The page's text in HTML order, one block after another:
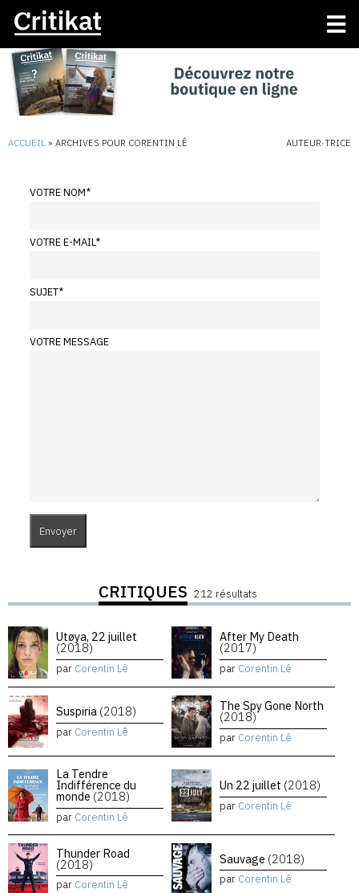
ACCUEIL » ARCHIVES POUR CORENTIN LÊ AUTEUR·TRICE
VOTRE NOM*
VOTRE E-MAIL*
SUJET*
VOTRE MESSAGE
CRITIQUES 212 résultats
Utøya, 22 juillet
(2018)
par Corentin Lê
After My Death
(2017)
par Corentin Lê
Suspiria (2018)
par Corentin Lê
The Spy Gone North
(2018)
par Corentin Lê
La Tendre
Indifférence du
monde (2018)
par Corentin Lê
Un 22 juillet (2018)
par Corentin Lê
Thunder Road
(2018)
par Corentin Lê
Sauvage (2018)
par Corentin Lê